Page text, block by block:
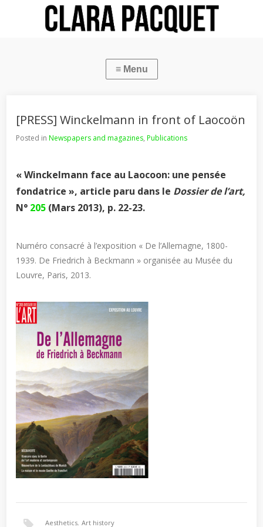
[PRESS] Winckelmann in front of Laocoön
Posted inNewspapers and magazines,Publications
« Winckelmann face au Laocoon: une pensée
fondatrice », article paru dans le Dossier de l’art,
N° 205 (Mars 2013), p. 22-23.
Numéro consacré à l’exposition « De l’Allemagne, 1800-
1939. De Friedrich à Beckmann » organisée au Musée du
Louvre, Paris, 2013.
Aesthetics, Art history